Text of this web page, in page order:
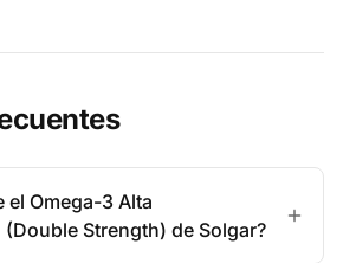
el Omega-3 Alta
Strength) de Solgar?